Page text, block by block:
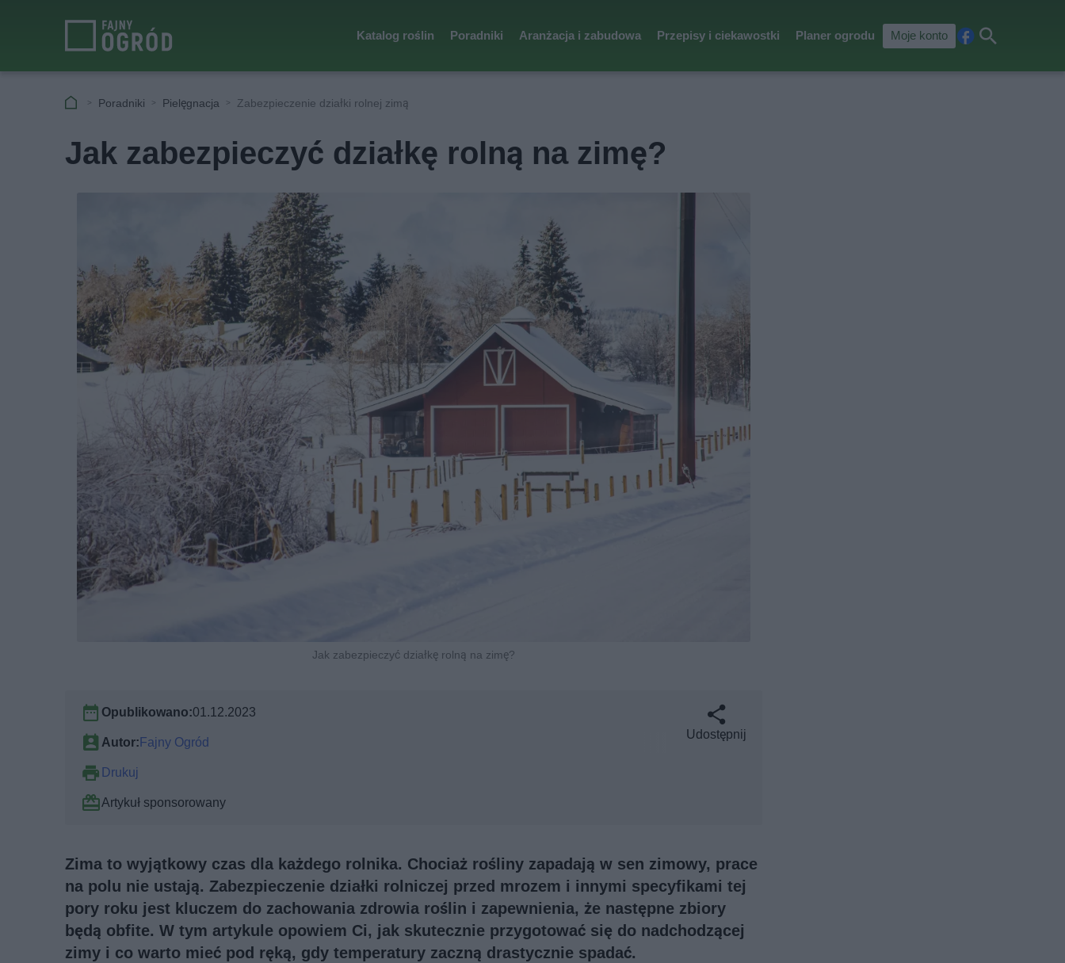
Katalog roślin Poradniki Aranżacja i zabudowa Przepisy i ciekawostki Planer ogrodu Moje konto
cebkaj
Poradniki Pielęgnacja Zabezpieczenie działki rolnej zimą
Jak zabezpieczyć działkę rolną na zimę?
Jak zabezpieczyć działkę rolną na zimę?
Opublikowano:01.12.2023
Autor:Fajny Ogród
Drukuj
Artykuł sponsorowany
Udostępnij
Zima to wyjątkowy czas dla każdego rolnika. Chociaż rośliny zapadają w sen zimowy, prace
na polu nie ustają. Zabezpieczenie działki rolniczej przed mrozem i innymi specyfikami tej
pory roku jest kluczem do zachowania zdrowia roślin i zapewnienia, że następne zbiory
będą obfite. W tym artykule opowiem Ci, jak skutecznie przygotować się do nadchodzącej
zimy i co warto mieć pod ręką, gdy temperatury zaczną drastycznie spadać.